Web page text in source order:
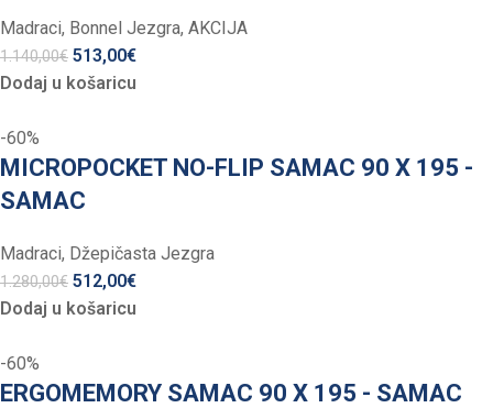
Madraci, Bonnel Jezgra, AKCIJA
1.140,00€ 513,00€
Dodaj u košaricu
-60%
MICROPOCKET NO-FLIP SAMAC 90 X 195 -
SAMAC
Madraci, Džepičasta Jezgra
1.280,00€ 512,00€
Dodaj u košaricu
-60%
ERGOMEMORY SAMAC 90 X 195 - SAMAC